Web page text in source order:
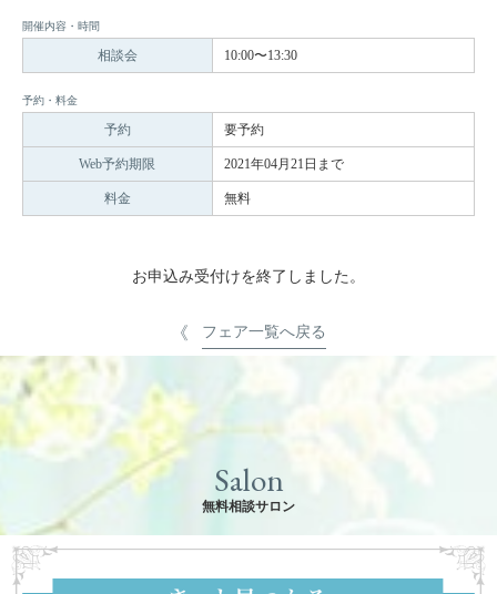
開催内容・時間
相談会 10:00〜13:30
予約・料金
予約 要予約
Web予約期限 2021年04月21日まで
料金 無料
お申込み受付けを終了しました。
フェア一覧へ戻る
Salon
無料相談サロン